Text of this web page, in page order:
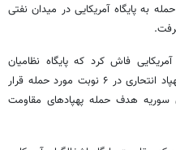
به پایگاه آمریکایی در میدان نفتی
فاش کرد که پایگاه نظامیان
آمریکایی در میدان نفتی کونیکو با شش پهپاد انتحاری در ۶ نوبت مورد حمله قرار
سوریه هدف حمله پهپادهای مقاومت